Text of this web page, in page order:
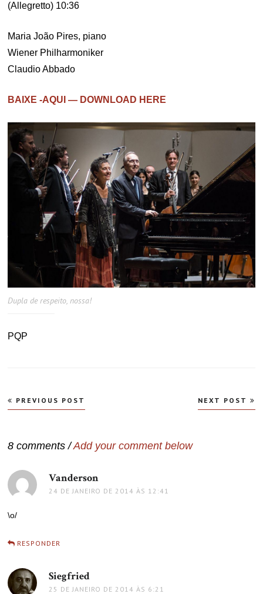
(Allegretto) 10:36
Maria João Pires, piano
Wiener Philharmoniker
Claudio Abbado
BAIXE -AQUI — DOWNLOAD HERE
Dupla de respeito, nossa!
PQP
Navegação
de
PREVIOUS POST NEXT POST
8 comments /Add your comment below
Vanderson
24 DE JANEIRO DE 2014 ÀS 12:41
\o/
RESPONDER
Siegfried
25 DE JANEIRO DE 2014 ÀS 6:21